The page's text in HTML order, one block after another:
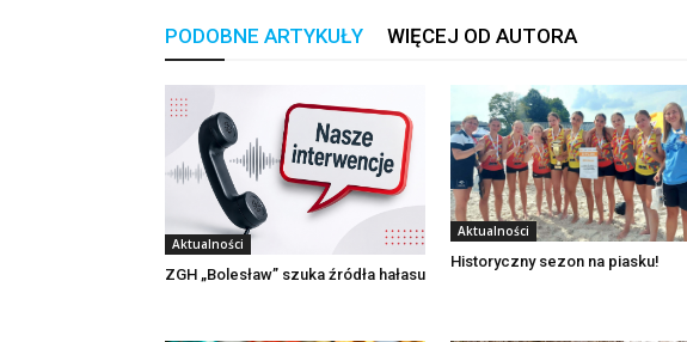
PODOBNE ARTYKUŁY WIĘCEJ OD AUTORA
Aktualności
ZGH „Bolesław” szuka źródła hałasu
Aktualności
Historyczny sezon na piasku!